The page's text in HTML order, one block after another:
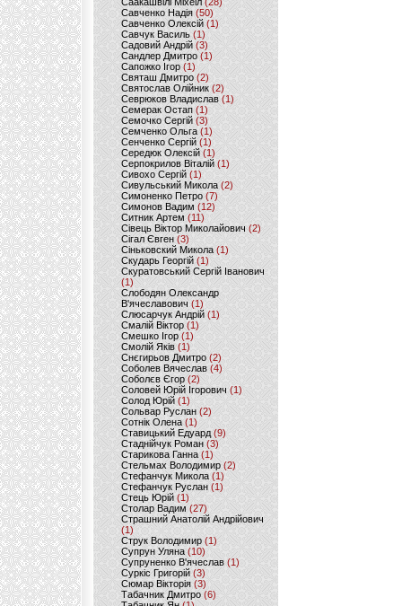
Савченко Надія (50)
Савченко Олексій(1)
Савчук Василь (1)
Садовий Андрій (3)
Сандлер Дмитро(1)
Сапожко Ігор(1)
Святаш Дмитро (2)
Святослав Олійник (2)
Севрюков Владислав (1)
Семерак Остап (1)
Семочко Сергій (3)
Семченко Ольга (1)
Сенченко Сергій(1)
Середюк Олексій(1)
Серпокрилов Віталій(1)
Сивохо Сергій(1)
Сивульський Микола(2)
Симоненко Петро(7)
Симонов Вадим (12)
Ситник Артем(11)
Сівець Віктор Миколайович(2)
Сігал Євген (3)
Сіньковский Микола(1)
Скударь Георгій (1)
Скуратовський Сергій Іванович
(1)
Слободян Олександр
В'ячеславович(1)
Слюсарчук Андрій(1)
Смалій Віктор (1)
Смешко Ігор (1)
Смолій Яків (1)
Снєгирьов Дмитро (2)
Соболев Вячеслав (4)
Соболєв Єгор(2)
Соловей Юрій Ігорович (1)
Солод Юрій (1)
Сольвар Руслан (2)
Сотнік Олена(1)
Ставицький Едуард (9)
Стаднійчук Роман(3)
Старикова Ганна (1)
Стельмах Володимир(2)
Стефанчук Микола (1)
Стефанчук Руслан (1)
Стець Юрій (1)
Столар Вадим(27)
Страшний Анатолій Андрійович
(1)
Струк Володимир (1)
Супрун Уляна (10)
Супруненко В'ячеслав (1)
Суркіс Григорій (3)
Сюмар Вікторія (3)
Табачник Дмитро (6)